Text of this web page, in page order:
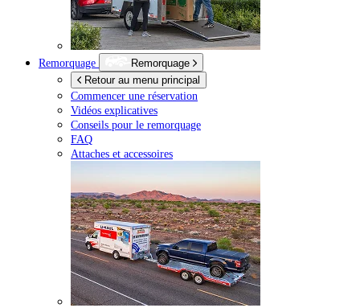
Remorquage
Remorquage
Retour au menu principal
Commencer une réservation
Vidéos explicatives
Conseils pour le remorquage
FAQ
Attaches et accessoires